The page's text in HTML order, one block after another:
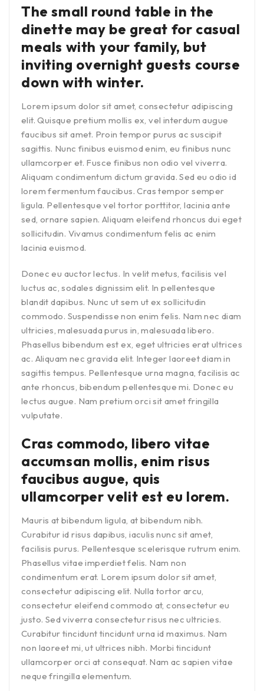
The small round table in the
dinette may be great for casual
meals with your family, but
inviting overnight guests course
down with winter.
Lorem ipsum dolor sit amet, consectetur adipiscing
elit. Quisque pretium mollis ex, vel interdum augue
faucibus sit amet. Proin tempor purus ac suscipit
sagittis. Nunc finibus euismod enim, eu finibus nunc
ullamcorper et. Fusce finibus non odio vel viverra.
Aliquam condimentum dictum gravida. Sed eu odio id
lorem fermentum faucibus. Cras tempor semper
ligula. Pellentesque vel tortor porttitor, lacinia ante
sed, ornare sapien. Aliquam eleifend rhoncus dui eget
sollicitudin. Vivamus condimentum felis ac enim
lacinia euismod.
Donec eu auctor lectus. In velit metus, facilisis vel
luctus ac, sodales dignissim elit. In pellentesque
blandit dapibus. Nunc ut sem ut ex sollicitudin
commodo. Suspendisse non enim felis. Nam nec diam
ultricies, malesuada purus in, malesuada libero.
Phasellus bibendum est ex, eget ultricies erat ultrices
ac. Aliquam nec gravida elit. Integer laoreet diam in
sagittis tempus. Pellentesque urna magna, facilisis ac
ante rhoncus, bibendum pellentesque mi. Donec eu
lectus augue. Nam pretium orci sit amet fringilla
vulputate.
Cras commodo, libero vitae
accumsan mollis, enim risus
faucibus augue, quis
ullamcorper velit est eu lorem.
Mauris at bibendum ligula, at bibendum nibh.
Curabitur id risus dapibus, iaculis nunc sit amet,
facilisis purus. Pellentesque scelerisque rutrum enim.
Phasellus vitae imperdiet felis. Nam non
condimentum erat. Lorem ipsum dolor sit amet,
consectetur adipiscing elit. Nulla tortor arcu,
consectetur eleifend commodo at, consectetur eu
justo. Sed viverra consectetur risus nec ultricies.
Curabitur tincidunt tincidunt urna id maximus. Nam
non laoreet mi, ut ultrices nibh. Morbi tincidunt
ullamcorper orci at consequat. Nam ac sapien vitae
neque fringilla elementum.